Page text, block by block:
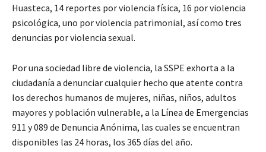
Huasteca, 14 reportes por violencia física, 16 por violencia
psicológica, uno por violencia patrimonial, así como tres
denuncias por violencia sexual.
Por una sociedad libre de violencia, la SSPE exhorta a la
ciudadanía a denunciar cualquier hecho que atente contra
los derechos humanos de mujeres, niñas, niños, adultos
mayores y población vulnerable, a la Línea de Emergencias
911 y 089 de Denuncia Anónima, las cuales se encuentran
disponibles las 24 horas, los 365 días del año.